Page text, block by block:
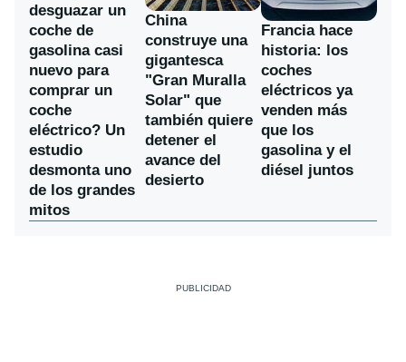
desguazar un
coche de
gasolina casi
nuevo para
comprar un
coche
eléctrico? Un
estudio
desmonta uno
de los grandes
mitos
China
construye una
gigantesca
"Gran Muralla
Solar" que
también quiere
detener el
avance del
desierto
Francia hace
historia: los
coches
eléctricos ya
venden más
que los
gasolina y el
diésel juntos